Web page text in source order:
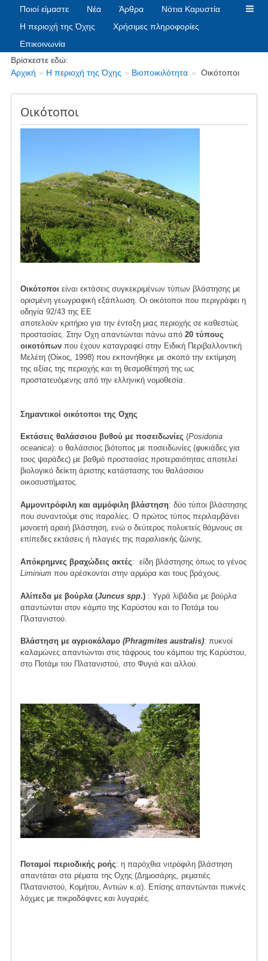
Ποιοί είμαστε Νέα Άρθρα
Νότια Καρυστία
Η περιοχή της Όχης
Χρήσιμες πληροφορίες
Επικοινωνία
Breadcrumbs
Βρίσκεστε εδώ:
Αρχική
Η περιοχή της Όχης Βιοποικιλότητα Οικότοποι
Οικότοποι
Οικότοποι είναι εκτάσεις συγκεκριμένων τύπων βλάστησης με
ορισμένη γεωγραφική εξάπλωση. Οι οικότοποι που περιγράφει η
οδηγία 92/43 της ΕΕ
αποτελούν κριτήριο για την ένταξη μιας περιοχής σε καθεστώς
προστασίας. Στην Οχη απαντώνται πάνω από 20 τύπους
οικοτόπωνπου έχουν καταγραφεί στην Ειδική Περιβαλλοντική
Μελέτη (Οίκος, 1998) που εκπονήθηκε με σκοπό την εκτίμηση
της αξίας της περιοχής και τη θεσμοθέτησή της ως
προστατευόμενης από την ελληνική νομοθεσία.
Σημαντικοί οικότοποι της Οχης
Εκτάσεις θαλάσσιου βυθού με ποσειδωνίες (Posidonia
oceanica): ο θαλάσσιος βιότοπος με ποσειδωνίες (φυκιάδες για
τους ψαράδες) με βαθμό προστασίας προτεραιότητας αποτελεί
βιολογικό δείκτη άριστης κατάστασης του θαλάσσιου
οικοσυστήματος.
Αμμονιτρόφιλη και αμμόφιλη βλάστηση: δύο τύποι βλάστησης
που συναντούμε στις παραλίες. Ο πρώτος τύπος περιλαμβάνει
μονοετή αραιή βλάστηση, ενώ ο δεύτερος πολυετείς θάμνους σε
επίπεδες εκτάσεις ή πλαγιές της παραλιακής ζώνης.
Απόκρημνες βραχώδεις ακτές: είδη βλάστησης όπως το γένος
Liminiumπου αρέσκονται στην αρμύρα και τους βράχους.
Aλίπεδα με βούρλα (Juncus spp.): Υγρά λιβάδια με βούρλα
απαντώνται στον κάμπο της Καρύστου και το Ποτάμι του
Πλατανιστού.
Βλάστηση με αγριοκάλαμο(Phragmites australis): πυκνοί
καλαμώνες απαντώνται στις τάφρους του κάμπου της Καρύστου,
στο Ποτάμι του Πλατανιστού, στο Φυγιά και αλλού.
Ποταμοί περιοδικής ροής: η παρόχθια νιτρόφιλη βλάστηση
απαντάται στα ρέματα της Οχης (Δημοσάρης, ρεματιές
Πλατανιστού, Κομήτου, Αντιών κ.α). Επίσης απαντώνται πυκνές
λόχμες με πικροδάφνες και λυγαριές.